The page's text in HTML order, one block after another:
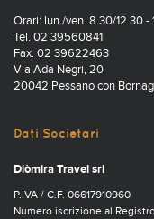
Orari: lun./ven. 8.30/12.30 -
Tel. 02 39560841
Fax. 02 39622463
Via Ada Negri, 20
20042 Pessano con
Dati Societari
Diòmira Travel srl
P.IVA / C.F. 06617910960
Numero iscrizione al